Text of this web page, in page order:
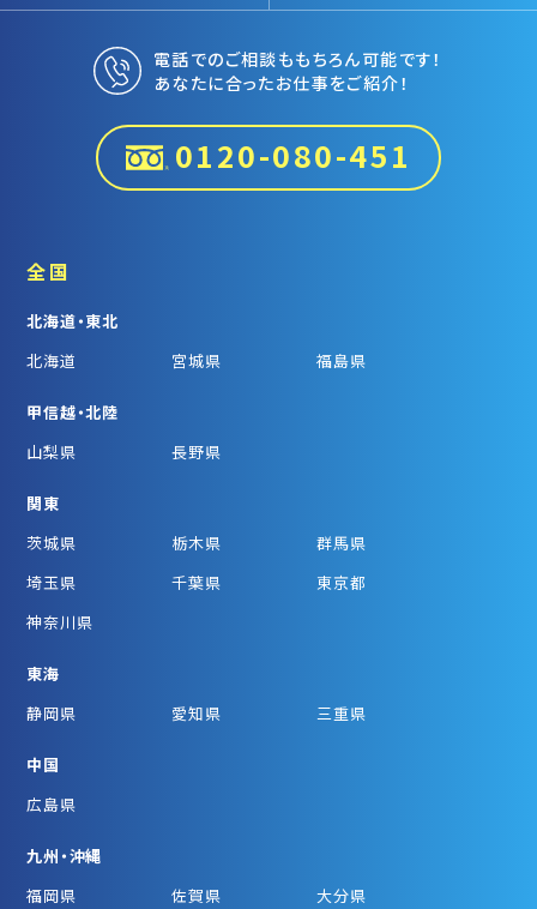
電話でのご相談ももちろん可能です！
あなたに合ったお仕事をご紹介！
0120-080-451
全国
北海道・東北
北海道
宮城県 福島県
甲信越・北陸
山梨県
長野県
関東
茨城県
栃木県
群馬県
埼玉県
千葉県
東京都
神奈川県
東海
静岡県
愛知県 三重県
中国
広島県
九州・沖縄
福岡県
佐賀県 大分県